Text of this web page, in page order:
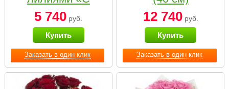
Заказать в один клик
наилучшими
пожеланиями»
5 740 руб.
Купить
Заказать в один клик
12 740руб.
Купить